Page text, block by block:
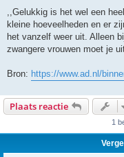
,,Gelukkig is het wel een
kleine hoeveelheden en er
het vanzelf weer uit. Alleen
zwangere vrouwen moet je
Bron: https://www.ad.nl/
Plaats reactie
1